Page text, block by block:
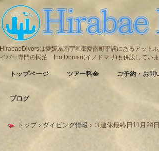
HirabaeDiversは愛媛県南宇和郡愛南町平碆にあるアット
イバー専門の民泊 Ino Domari(イノドマリ)も併設していま
トップページ ツアー料金 ご予約・お問
ブログ
トップ › ダイビング情報 › ３連休最終日11月24